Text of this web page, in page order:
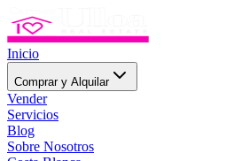
Inicio
Comprar y Alquilar
Vender
Servicios
Blog
Sobre Nosotros